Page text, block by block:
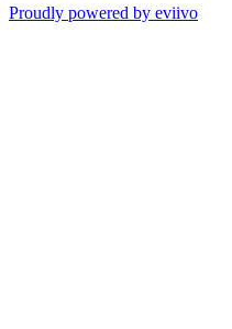
Proudly powered by eviivo